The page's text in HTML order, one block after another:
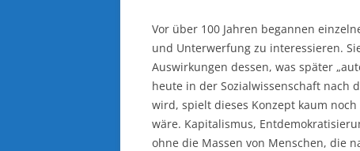
Vor über 100 Jahren begannen
und Unterwerfung zu interessieren.
Auswirkungen dessen, was später
heute in der Sozialwissenschaft nach
wird, spielt dieses Konzept kaum
wäre. Kapitalismus,
ohne die Massen von Menschen, die